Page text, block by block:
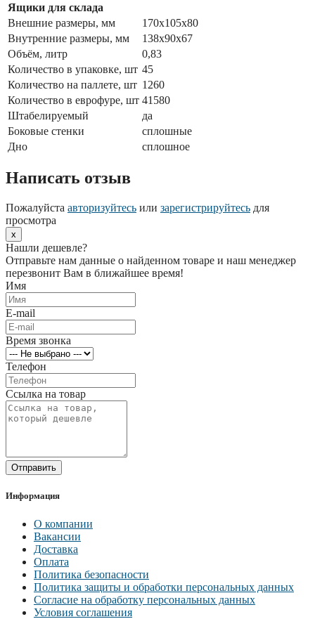
Ящики для склада
Внешние размеры, мм
170x105x80
Внутренние размеры, мм
138x90x67
Объём, литр
0,83
Количество в упаковке, шт 45
Количество на паллете, шт 1260
Количество в еврофуре, шт 41580
Штабелируемый
да
Боковые стенки
сплошные
Дно
сплошное
Написать отзыв
Пожалуйста авторизуйтесь или зарегистрируйтесь для
просмотра
x
Нашли дешевле?
Отправьте нам данные о найденном товаре и наш менеджер
перезвонит Вам в ближайшее время!
Имя
E-mail
Время звонка
Телефон
Ссылка на товар
Отправить
Информация
О компании
Вакансии
Доставка
Оплата
Политика безопасности
Политика защиты и обработки персональных данных
Согласие на обработку персональных данных
Условия соглашения